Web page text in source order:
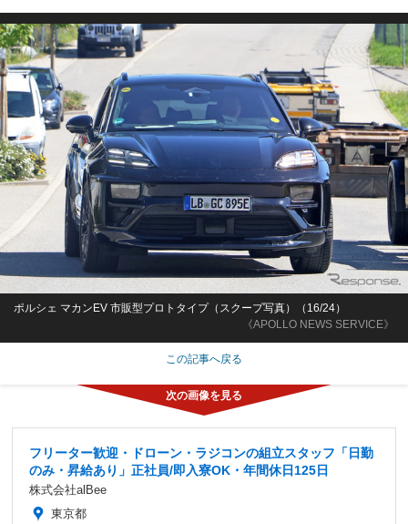
《APOLLO NEWS SERVICE》
ポルシェ マカンEV 市販型プロトタイプ（スクープ写真）（16/24）
この記事へ戻る
フリーター歓迎・ドローン・ラジコンの組立スタッフ「日勤
のみ・昇給あり」正社員/即入寮OK・年間休日125日
株式会社alBee
東京都